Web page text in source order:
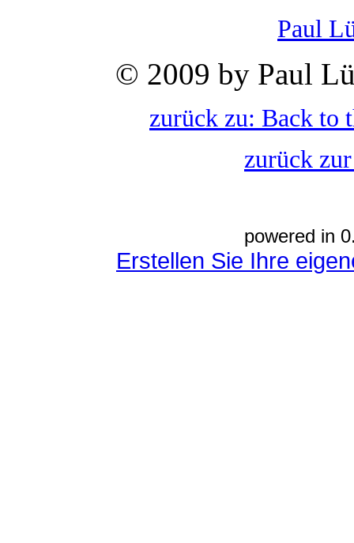
Paul
© 2009 by Paul
zurück zu: Back to
zurück
powered in
Erstellen Sie Ihre